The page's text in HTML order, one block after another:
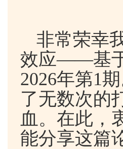
非常荣幸
效应——基于
2026年第1
了无数次的
血。在此，
能分享这篇